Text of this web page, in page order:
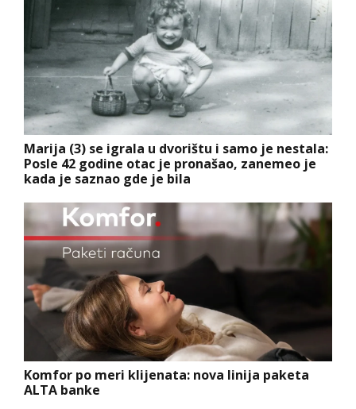
Marija (3) se igrala u dvorištu i samo je nestala:
Posle 42 godine otac je pronašao, zanemeo je
kada je saznao gde je bila
Komfor po meri klijenata: nova linija paketa
ALTA banke